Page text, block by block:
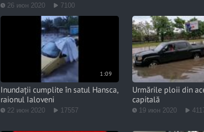
26 июн 2020 7100
1:09
Inundații cumplite în satul Hansca,
raionul Ialoveni
22 июн 2020 17557
Urmările ploii din
capitală
19 июн 2020